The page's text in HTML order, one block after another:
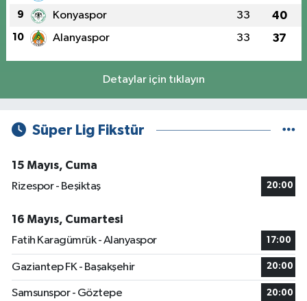
9 Konyaspor 33 40
10 Alanyaspor 33 37
Detaylar için tıklayın
Süper Lig Fikstür
15 Mayıs, Cuma
Rizespor - Beşiktaş
20:00
16 Mayıs, Cumartesi
Fatih Karagümrük - Alanyaspor
17:00
Gaziantep FK - Başakşehir 20:00
Samsunspor - Göztepe 20:00